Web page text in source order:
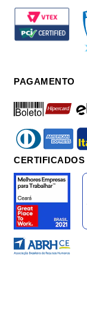
PAGAMENTO
boleto
diners american itau
CERTIFICADOS